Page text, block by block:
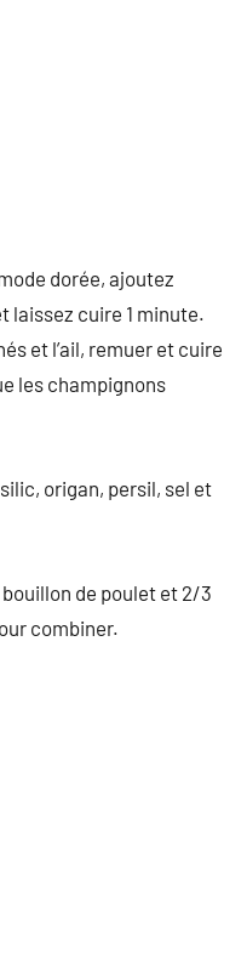
dorée, ajoutez
laissez cuire 1 minute.
et l’ail, remuer et cuire
les champignons
origan, persil, sel et
de poulet et 2/3
combiner.